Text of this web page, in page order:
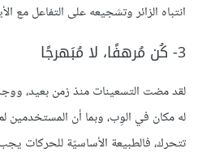
انتباه الزائر وتشجيعه على التفاعل مع
3- كُن مُرهفًا، لا مُبَهرجًا
لقد مضت التسعينات منذ زمن بعيد،
له مكان في الوِب، وبما أن المستخدمين
تتحرك، فالطبيعة الأساسيّة للحركات